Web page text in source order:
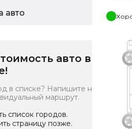
авто
авто в
в списке? Напишите нам
маршрут.
список городов.
страницу позже.